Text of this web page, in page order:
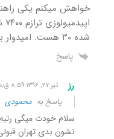
خواهش میکنم یکی
شده ۳۰ هست. امیدوار باشم؟
پاسخ
رز تیر ۲۷, ۱۳۹۶ ۸:۵۹ ق٫ظ
پاسخ به محمودی
نشون بدی تهران